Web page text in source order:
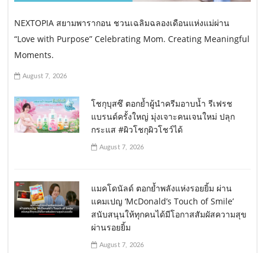
NEXTOPIA สยามพารากอน ชวนเฉลิมฉลองเดือนแห่งแม่ผ่าน
“Love with Purpose” Celebrating Mom. Creating Meaningful
Moments.
August 7, 2026
โชกุบุสซึ ตอกย้ำผู้นำครีมอาบน้ำ รีเฟรช
แบรนด์ครั้งใหญ่ มุ่งเจาะคนเจนใหม่ ปลุก
กระแส #ผิวโชกุผิวโชว์ได้
August 7, 2026
แมคโดนัลด์ ตอกย้ำพลังแห่งรอยยิ้ม ผ่าน
แคมเปญ ‘McDonald’s Touch of Smile’
สนับสนุนให้ทุกคนได้มีโอกาสสัมผัสความสุข
ผ่านรอยยิ้ม
August 7, 2026